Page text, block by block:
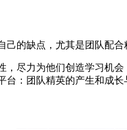
的缺点，尤其是团队配
尽力为他们创造学习机
：团队精英的产生和成